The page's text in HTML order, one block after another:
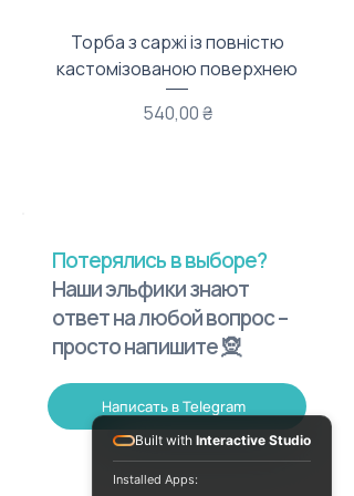
Торба з саржі із повністю
кастомізованою поверхнею
Цена
540,00 ₴
Потерялись в выборе?
Наши эльфики знают
ответ на любой вопрос –
просто напишите 🧝
Написать в Telegram
Built with Interactive Studio
Installed Apps: